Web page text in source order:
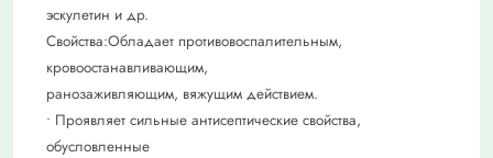
эскулетин и др.
Свойства:Обладает противовоспалительным,
кровоостанавливающим,
ранозаживляющим, вяжущим действием.
• Проявляет сильные антисептические свойства,
обусловленные